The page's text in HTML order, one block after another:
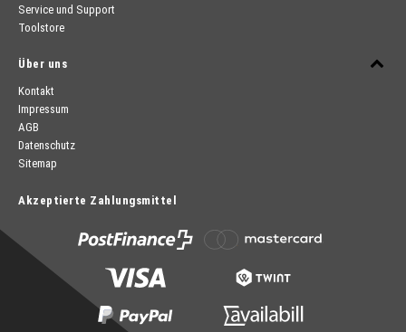
Service und Support
Toolstore
Über uns
Kontakt
Impressum
AGB
Datenschutz
Sitemap
Akzeptierte Zahlungsmittel